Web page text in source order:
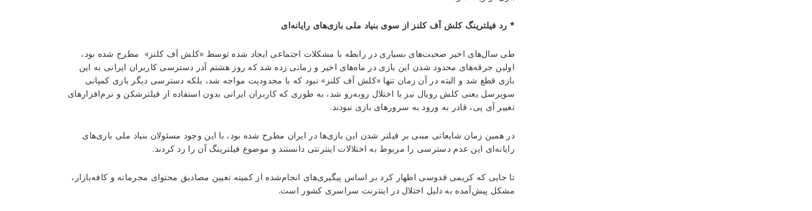
* رد فیلترینگ کلش آف کلنز از سوی بنیاد ملی بازی‌های رایانه‌ای
طی سال‌های اخیر صحبت‌های بسیاری در رابطه با مشکلات اجتماعی ایجاد شده توسط «کلش آف کلنز» مطرح شده بود،
اولین جرقه‌های محدود شدن این بازی در ماه‌های اخیر و زمانی زده شد که روز هشتم آذر دسترسی کاربران ایرانی به این
بازی قطع شد و البته در آن زمان تنها «کلش آف کلنز» نبود که با محدودیت مواجه شد، بلکه دسترسی دیگر بازی کمپانی
سوپرسل یعنی کلش رویال نیز با اختلال روبه‌رو شد، به طوری که کاربران ایرانی بدون استفاده از فیلترشکن و نرم‌افزارهای
تغییر آی پی، قادر به ورود به سرورهای بازی نبودند.
در همین زمان شایعاتی مبنی بر فیلتر شدن این بازی‌ها در ایران مطرح شده بود، با این وجود مسئولان بنیاد ملی بازی‌های
رایانه‌ای این عدم دسترسی را مربوط به اختلالات اینترنتی دانستند و موضوع فیلترینگ آن را رد کردند.
تا جایی که کریمی قدوسی اظهار کرد بر اساس پیگیری‌های انجام‌شده از کمیته تعیین مصادیق محتوای مجرمانه و کافه‌بازار،
مشکل پیش‌آمده به دلیل اختلال در اینترنت سراسری کشور است.